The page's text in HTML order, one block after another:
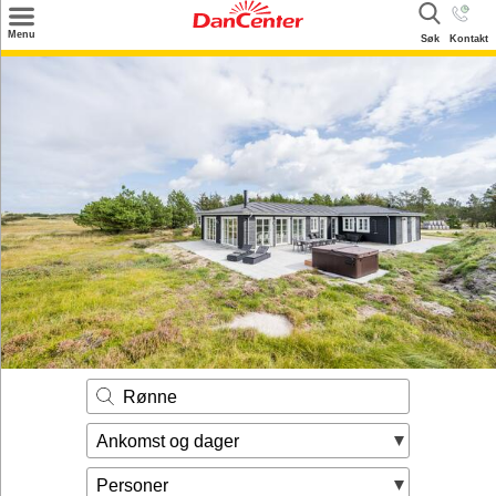
Menu Kontakt
Søk
Service
Kontakt
Eier login
Rønne
Ankomst og dager
Personer